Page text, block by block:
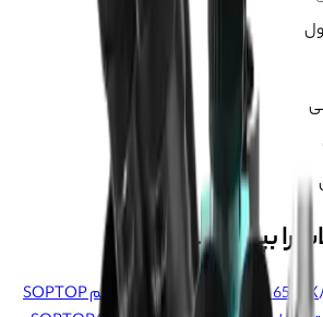
را بپسندید
لوپ سه چشم SOPTOP